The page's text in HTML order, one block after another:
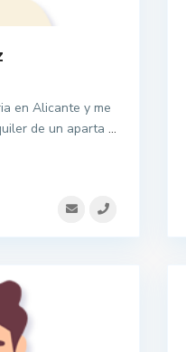
en Alicante y me
de un aparta ...